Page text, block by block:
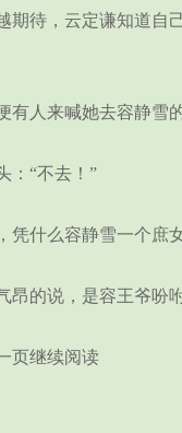
期待，云定谦知道自
人来喊她去容静雪的
“不去！”
什么容静雪一个庶女
的说，是容王爷吩咐
继续阅读